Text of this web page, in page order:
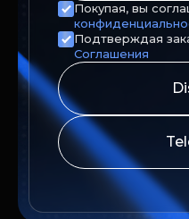
Покупая, вы
Подтверждая
Соглашения